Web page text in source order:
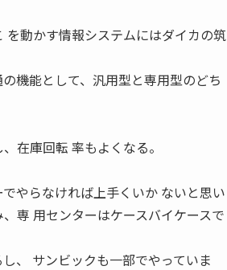
動かす情報システムにはダイカの筑
機能として、汎用型と専用型のどち
在庫回転 率もよくなる。
やらなければ上手くいか ないと思い
専 用センターはケースバイケースで
、 サンビックも一部でやっていま